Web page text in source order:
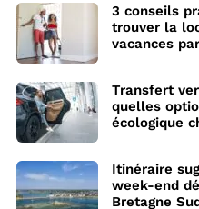
3 conseils
trouver la
vacances
Transfert
quelles
écologique
Itinéraire
week-end
Bretagne